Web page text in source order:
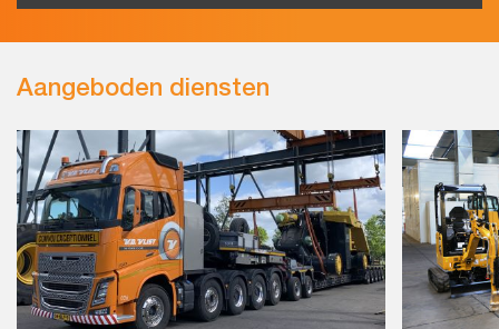
Aangeboden diensten